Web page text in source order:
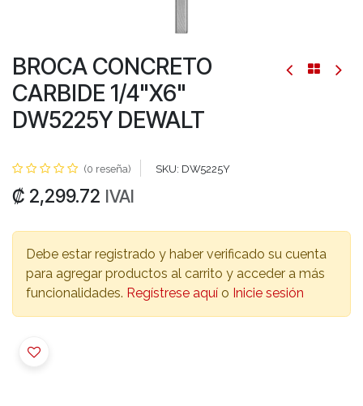
BROCA CONCRETO
CARBIDE 1/4"X6"
DW5225Y DEWALT
(0 reseña) SKU: DW5225Y
₡ 2,299.72 IVAI
Debe estar registrado y haber verificado su cuenta
para agregar productos al carrito y acceder a más
funcionalidades. Regístrese aquí o Inicie sesión